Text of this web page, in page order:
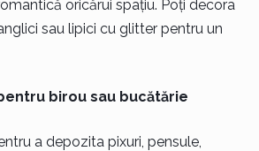
oricărui spațiu. Poți decora
sau lipici cu glitter pentru un
birou sau bucătărie
a depozita pixuri, pensule,